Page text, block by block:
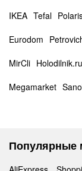
IKEA Tefal
Eurodom
MirCli Holodilnik.ru
Megamarket
Популярные